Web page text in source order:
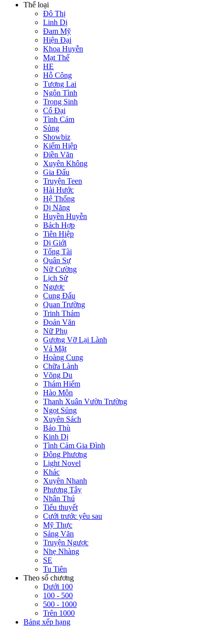
Thể loại
Đô Thị
Linh Dị
Đam Mỹ
Hiện Đại
Khoa Huyễn
Mạt Thế
HE
Hỗ Công
Tương Lai
Ngôn Tình
Trọng Sinh
Cổ Đại
Tình Cảm
Sủng
Showbiz
Kiếm Hiệp
Điền Văn
Xuyên Không
Gia Đấu
Truyện Teen
Hài Hước
Hệ Thống
Dị Năng
Huyền Huyễn
Bách Hợp
Tiên Hiệp
Dị Giới
Tổng Tài
Quân Sự
Nữ Cường
Lịch Sử
Ngược
Cung Đấu
Quan Trường
Trinh Thám
Đoản Văn
Nữ Phụ
Gương Vỡ Lại Lành
Vả Mặt
Hoàng Cung
Chữa Lành
Võng Du
Thám Hiểm
Hào Môn
Thanh Xuân Vườn Trường
Ngọt Sủng
Xuyên Sách
Báo Thù
Kinh Dị
Tình Cảm Gia Đình
Đông Phương
Light Novel
Khác
Xuyên Nhanh
Phương Tây
Nhân Thú
Tiểu thuyết
Cưới trước yêu sau
Mỹ Thực
Sảng Văn
Truyện Ngược
Nhẹ Nhàng
SE
Tu Tiên
Theo số chương
Dưới 100
100 - 500
500 - 1000
Trên 1000
Bảng xếp hạng